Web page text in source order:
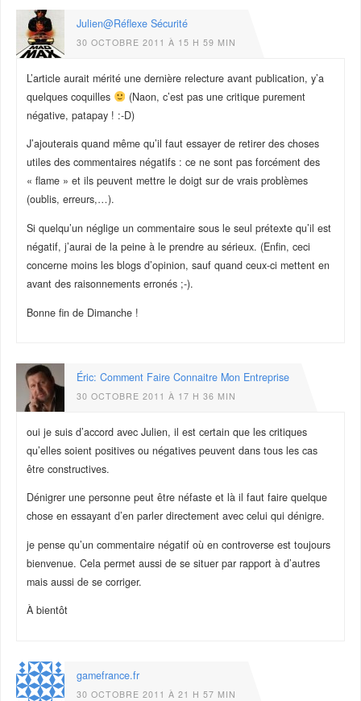
Julien@Réflexe Sécurité
30 OCTOBRE 2011 À 15 H 59 MIN
L’article aurait mérité une dernière relecture avant publication, y’a
quelques coquilles
(Naon, c’est pas une critique purement
négative, patapay ! :-D)
J’ajouterais quand même qu’il faut essayer de retirer des choses
utiles des commentaires négatifs : ce ne sont pas forcément des
« flame » et ils peuvent mettre le doigt sur de vrais problèmes
(oublis, erreurs,…).
Si quelqu’un néglige un commentaire sous le seul prétexte qu’il est
négatif, j’aurai de la peine à le prendre au sérieux. (Enfin, ceci
concerne moins les blogs d’opinion, sauf quand ceux-ci mettent en
avant des raisonnements erronés ;-).
Bonne fin de Dimanche !
Éric: Comment Faire Connaitre Mon Entreprise
30 OCTOBRE 2011 À 17 H 36 MIN
oui je suis d’accord avec Julien, il est certain que les critiques
qu’elles soient positives ou négatives peuvent dans tous les cas
être constructives.
Dénigrer une personne peut être néfaste et là il faut faire quelque
chose en essayant d’en parler directement avec celui qui dénigre.
je pense qu’un commentaire négatif où en controverse est toujours
bienvenue. Cela permet aussi de se situer par rapport à d’autres
mais aussi de se corriger.
À bientôt
gamefrance.fr
30 OCTOBRE 2011 À 21 H 57 MIN